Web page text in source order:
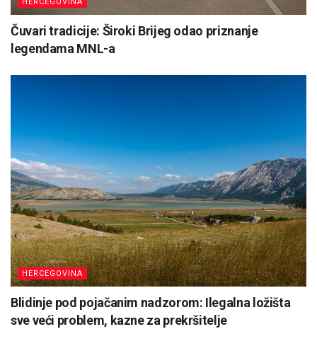
HERCEGOVINA
Čuvari tradicije: Široki Brijeg odao priznanje
legendama MNL-a
HERCEGOVINA
Blidinje pod pojačanim nadzorom: Ilegalna ložišta
sve veći problem, kazne za prekršitelje